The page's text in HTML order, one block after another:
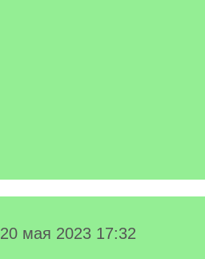
20 мая 2023 17:32